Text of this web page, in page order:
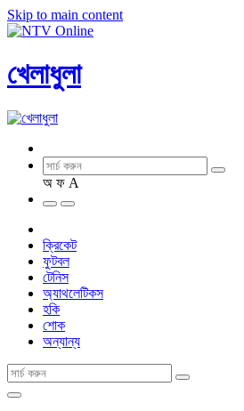
Skip to main content
খেলাধুলা
অ ফ A
ক্রিকেট
ফুটবল
টেনিস
অ্যাথলেটিকস
হকি
শোক
অন্যান্য